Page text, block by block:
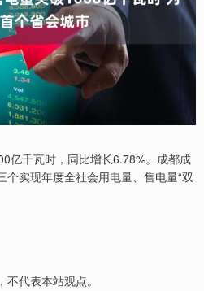
亿千瓦时，同比增长6.78%。成都成
实现年度全社会用电量、售电量“双
代表本站观点。